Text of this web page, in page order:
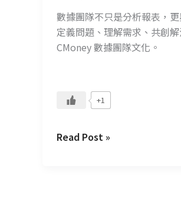
數據團隊不只是分析報表，
定義問題、理解需求、共創
CMoney 數據團隊文化。
+1
業
成
長
的
Read Post »